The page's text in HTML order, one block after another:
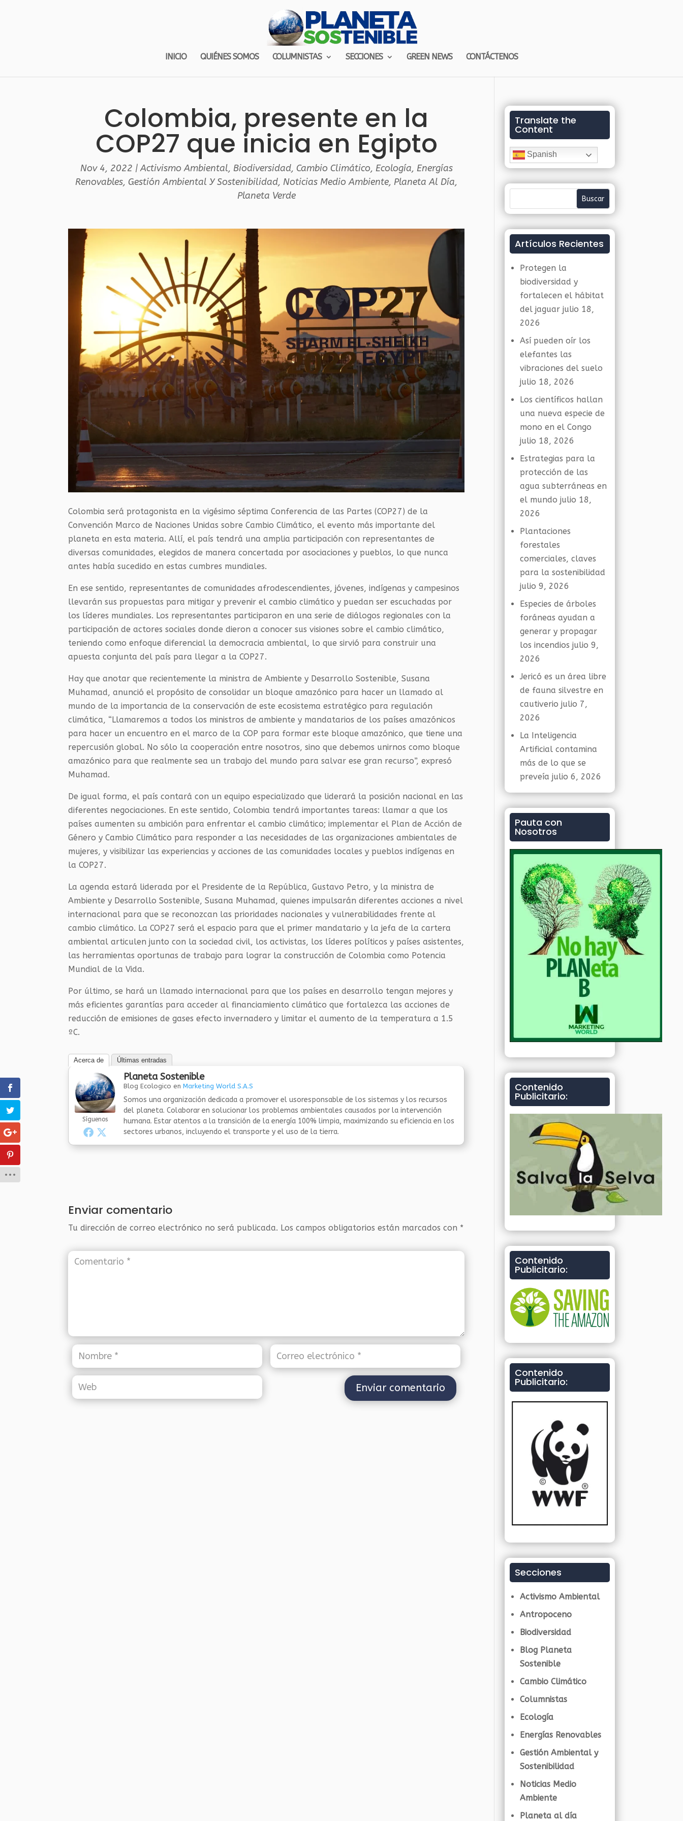
INICIO QUIÉNES SOMOS COLUMNISTAS SECCIONES GREEN NEWS CONTÁCTENOS
Colombia, presente en la
COP27 que inicia en Egipto
Nov 4, 2022 |Activismo Ambiental, Biodiversidad, Cambio Climático, Ecología, Energías
Renovables, Gestión Ambiental Y Sostenibilidad,Noticias Medio Ambiente,Planeta Al Día,
Planeta Verde
Colombia será protagonista en la vigésimo séptima Conferencia de las Partes (COP27) de la
Convención Marco de Naciones Unidas sobre Cambio Climático, el evento más importante del
planeta en esta materia. Allí, el país tendrá una amplia participación con representantes de
diversas comunidades, elegidos de manera concertada por asociaciones y pueblos, lo que nunca
antes había sucedido en estas cumbres mundiales.
En ese sentido, representantes de comunidades afrodescendientes, jóvenes, indígenas y campesinos
llevarán sus propuestas para mitigar y prevenir el cambio climático y puedan ser escuchadas por
los líderes mundiales. Los representantes participaron en una serie de diálogos regionales con la
participación de actores sociales donde dieron a conocer sus visiones sobre el cambio climático,
teniendo como enfoque diferencial la democracia ambiental, lo que sirvió para construir una
apuesta conjunta del país para llegar a la COP27.
Hay que anotar que recientemente la ministra de Ambiente y Desarrollo Sostenible, Susana
Muhamad, anunció el propósito de consolidar un bloque amazónico para hacer un llamado al
mundo de la importancia de la conservación de este ecosistema estratégico para regulación
climática, “Llamaremos a todos los ministros de ambiente y mandatarios de los países amazónicos
para hacer un encuentro en el marco de la COP para formar este bloque amazónico, que tiene una
repercusión global. No sólo la cooperación entre nosotros, sino que debemos unirnos como bloque
amazónico para que realmente sea un trabajo del mundo para salvar ese gran recurso”, expresó
Muhamad.
De igual forma, el país contará con un equipo especializado que liderará la posición nacional en las
diferentes negociaciones. En este sentido, Colombia tendrá importantes tareas: llamar a que los
países aumenten su ambición para enfrentar el cambio climático; implementar el Plan de Acción de
Género y Cambio Climático para responder a las necesidades de las organizaciones ambientales de
mujeres, y visibilizar las experiencias y acciones de las comunidades locales y pueblos indígenas en
la COP27.
La agenda estará liderada por el Presidente de la República, Gustavo Petro, y la ministra de
Ambiente y Desarrollo Sostenible, Susana Muhamad, quienes impulsarán diferentes acciones a nivel
internacional para que se reconozcan las prioridades nacionales y vulnerabilidades frente al
cambio climático. La COP27 será el espacio para que el primer mandatario y la jefa de la cartera
ambiental articulen junto con la sociedad civil, los activistas, los líderes políticos y países asistentes,
las herramientas oportunas de trabajo para lograr la construcción de Colombia como Potencia
Mundial de la Vida.
Por último, se hará un llamado internacional para que los países en desarrollo tengan mejores y
más eficientes garantías para acceder al financiamiento climático que fortalezca las acciones de
reducción de emisiones de gases efecto invernadero y limitar el aumento de la temperatura a 1.5
ºC.
Acerca de Últimas entradas
Síguenos
Planeta Sostenible
Blog Ecologico enMarketing World S.A.S
Somos una organización dedicada a promover el usoresponsable de los sistemas y los recursos
del planeta. Colaborar en solucionar los problemas ambientales causados por la intervención
humana. Estar atentos a la transición de la energía 100% limpia, maximizando su eficiencia en los
sectores urbanos, incluyendo el transporte y el uso de la tierra.
Enviar comentario
Tu dirección de correo electrónico no será publicada. Los campos obligatorios están marcados con *
Translate the
Content
Spanish
Artículos Recientes
Protegen la
biodiversidad y
fortalecen el hábitat
del jaguar julio 18,
2026
Así pueden oír los
elefantes las
vibraciones del suelo
julio 18, 2026
Los científicos hallan
una nueva especie de
mono en el Congo
julio 18, 2026
Estrategias para la
protección de las
agua subterráneas en
el mundo julio 18,
2026
Plantaciones
forestales
comerciales, claves
para la sostenibilidad
julio 9, 2026
Especies de árboles
foráneas ayudan a
generar y propagar
los incendios julio 9,
2026
Jericó es un área libre
de fauna silvestre en
cautiverio julio 7,
2026
La Inteligencia
Artificial contamina
más de lo que se
preveía julio 6, 2026
Pauta con
Nosotros
Contenido
Publicitario:
Contenido
Publicitario:
Contenido
Publicitario:
Secciones
Activismo Ambiental
Antropoceno
Biodiversidad
Blog Planeta
Sostenible
Cambio Climático
Columnistas
Ecología
Energías Renovables
Gestión Ambiental y
Sostenibilidad
Noticias Medio
Ambiente
Planeta al día